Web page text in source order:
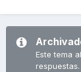
Este tema
respuestas.